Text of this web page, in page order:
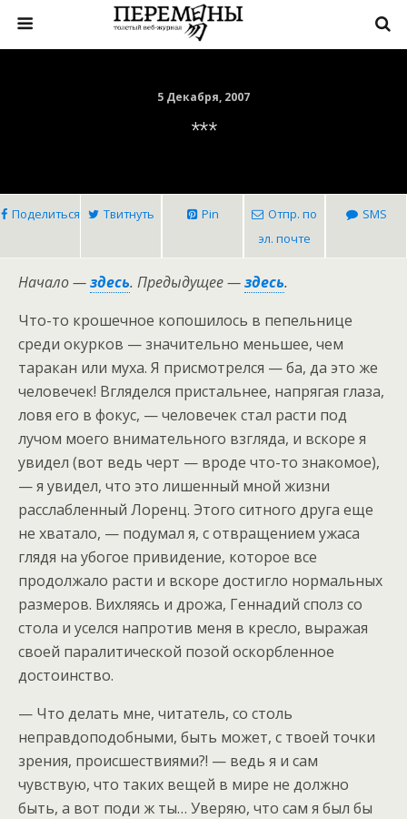
5 Декабря, 2007
***
Поделиться Твитнуть Pin
Отпр. по
эл. почте
SMS
Начало —здесь. Предыдущее —здесь.
Что-то крошечное копошилось в пепельнице
среди окурков — значительно меньшее, чем
таракан или муха. Я присмотрелся — ба, да это же
человечек! Вгляделся пристальнее, напрягая глаза,
ловя его в фокус, — человечек стал расти под
лучом моего внимательного взгляда, и вскоре я
увидел (вот ведь черт — вроде что-то знакомое),
— я увидел, что это лишенный мной жизни
расслабленный Лоренц. Этого ситного друга еще
не хватало, — подумал я, с отвращением ужаса
глядя на убогое привидение, которое все
продолжало расти и вскоре достигло нормальных
размеров. Вихляясь и дрожа, Геннадий сполз со
стола и уселся напротив меня в кресло, выражая
своей паралитической позой оскорбленное
достоинство.
— Что делать мне, читатель, со столь
неправдоподобными, быть может, с твоей точки
зрения, происшествиями?! — ведь я и сам
чувствую, что таких вещей в мире не должно
быть, а вот поди ж ты… Уверяю, что сам я был бы